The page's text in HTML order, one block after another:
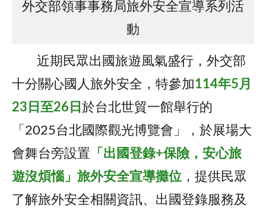
外交部領事事務局旅外安全宣導系列活
動
近期民眾出國旅遊風氣盛行，外交部
十分關心國人旅外安全，特參加114年5月
23日至26日 於台北世貿一館舉行的
「2025台北國際觀光博覽會」，於展場大
會舞台旁設置 「出國登錄+保險，安心旅
遊沒煩惱」旅外安全宣導攤位 ，提供民眾
了解旅外安全相關資訊、出國登錄服務及